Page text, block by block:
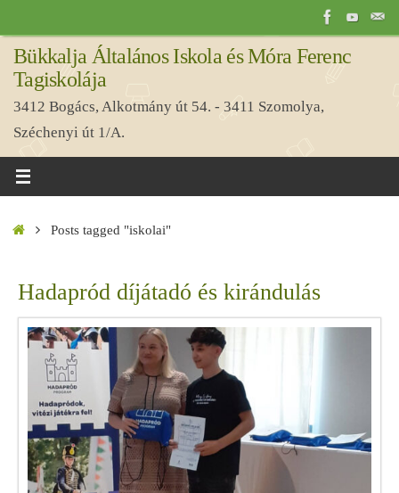
a
tartalomra
Bükkalja Általános Iskola és Móra Ferenc
Tagiskolája
3412 Bogács, Alkotmány út 54. - 3411 Szomolya,
Széchenyi út 1/A.
HomePosts tagged "iskolai"
Hadapród díjátadó és kirándulás